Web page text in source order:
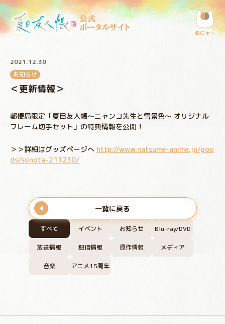
公式
ポータルサイト
めにゅ〜
すべて イベント お知らせ Blu-ray/DVD
放送情報 配信情報 原作情報 メディア
音楽 アニメ15周年
2021.12.30
お知らせ
＜更新情報＞
郵便局限定「夏目友人帳～ニャンコ先生と雪景色～ オリジナル
フレーム切手セット」の特典情報を公開！
＞＞詳細はグッズページへ http://www.natsume-anime.jp/goo
ds/sonota-211230/
一覧に戻る